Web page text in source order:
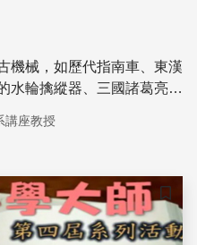
機械，如歷代指南車、東漢
水輪擒縱器、三國諸葛亮的
、運作原理、復原實物、及
，產出創新的現代機械。
講座教授
儲存